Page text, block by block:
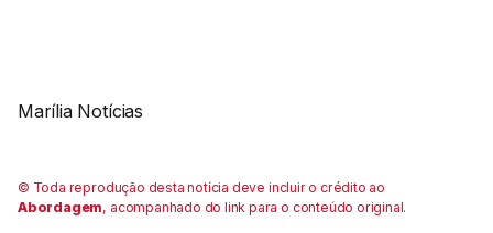
Marília Notícias
© Toda reprodução desta notícia deve incluir o crédito ao
Abordagem, acompanhado do link para o conteúdo original.